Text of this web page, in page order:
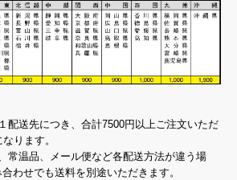
配送先につき、合計7500円以上ご注文いただ
ります。
常温品、メール便など各配送方法が違う場
わせでも送料を別途いただきます。